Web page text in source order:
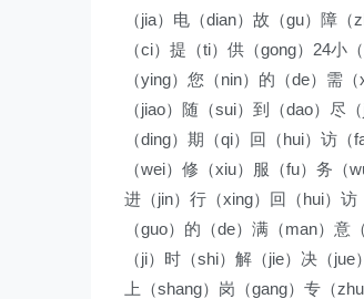
（jia）电（dian）故（gu）障
（ci）提（ti）供（gong）24小
（ying）您（nin）的（de）需
（jiao）随（sui）到（dao）尽
（ding）期（qi）回（hui）访
（wei）修（xiu）服（fu）务（
进（jin）行（xing）回（hui）
（guo）的（de）满（man）
（ji）时（shi）解（jie）决（
上（shang）岗（gang）专（